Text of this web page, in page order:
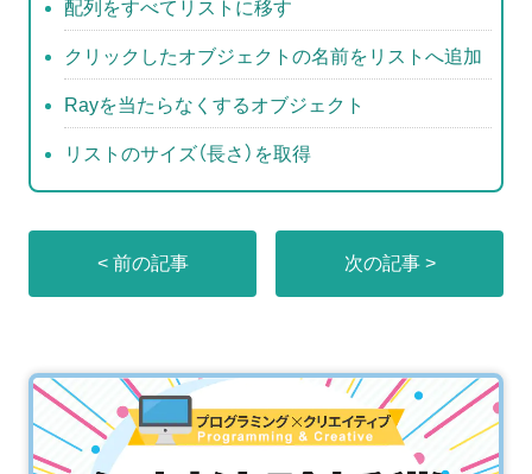
配列をすべてリストに移す
クリックしたオブジェクトの名前をリストへ追加
Rayを当たらなくするオブジェクト
リストのサイズ（長さ）を取得
< 前の記事 次の記事 >